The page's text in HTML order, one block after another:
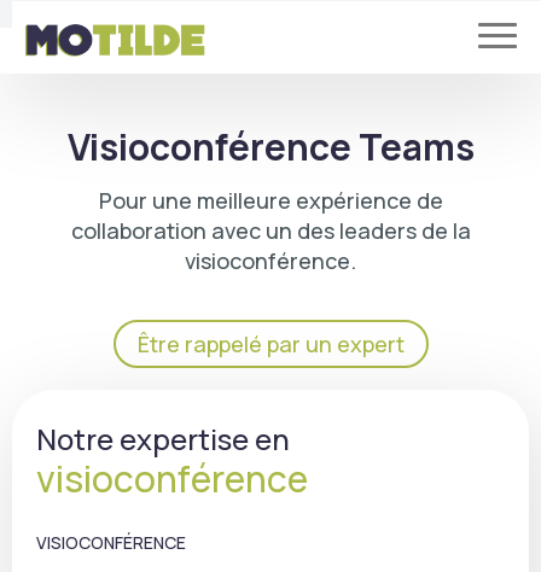
Visioconférence Teams
Pour une meilleure expérience de
collaboration avec un des leaders de la
visioconférence.
Être rappelé par un expert
Notre expertise en
visioconférence
VISIOCONFÉRENCE